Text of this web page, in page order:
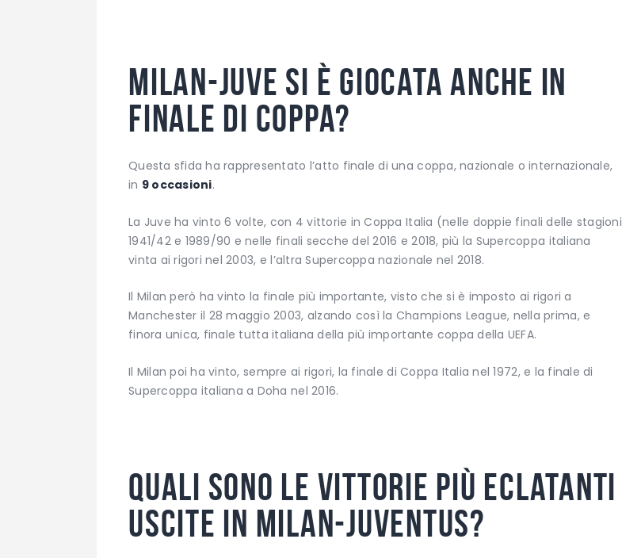
Milan-Juve si è giocata anche in
finale di coppa?
Questa sfida ha rappresentato l’atto finale di una coppa, nazionale o internazionale,
in 9 occasioni.
La Juve ha vinto 6 volte, con 4 vittorie in Coppa Italia (nelle doppie finali delle stagioni
1941/42 e 1989/90 e nelle finali secche del 2016 e 2018, più la Supercoppa italiana
vinta ai rigori nel 2003, e l’altra Supercoppa nazionale nel 2018.
Il Milan però ha vinto la finale più importante, visto che si è imposto ai rigori a
Manchester il 28 maggio 2003, alzando così la Champions League, nella prima, e
finora unica, finale tutta italiana della più importante coppa della UEFA.
Il Milan poi ha vinto, sempre ai rigori, la finale di Coppa Italia nel 1972, e la finale di
Supercoppa italiana a Doha nel 2016.
Quali sono le vittorie più eclatanti
uscite in Milan-Juventus?